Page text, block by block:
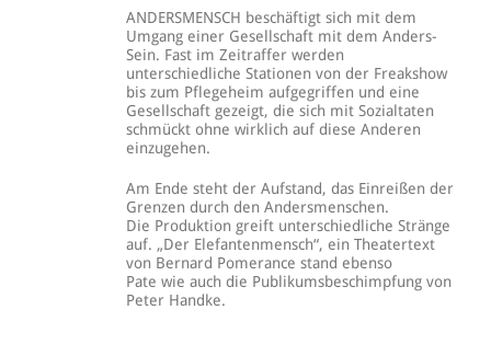
ANDERSMENSCH beschäftigt sich mit dem
Umgang einer Gesellschaft mit dem Anders-
Sein. Fast im Zeitraffer werden
unterschiedliche Stationen von der Freakshow
bis zum Pflegeheim aufgegriffen und eine
Gesellschaft gezeigt, die sich mit Sozialtaten
schmückt ohne wirklich auf diese Anderen
einzugehen.
Am Ende steht der Aufstand, das Einreißen der
Grenzen durch den Andersmenschen.
Die Produktion greift unterschiedliche Stränge
auf. „Der Elefantenmensch“, ein Theatertext
von Bernard Pomerance stand ebenso
Pate wie auch die Publikumsbeschimpfung von
Peter Handke.